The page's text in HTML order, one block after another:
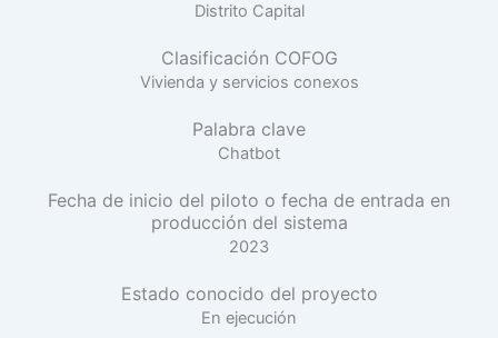
Distrito Capital
Clasificación COFOG
Vivienda y servicios conexos
Palabra clave
Chatbot
Fecha de inicio del piloto o fecha de entrada en
producción del sistema
2023
Estado conocido del proyecto
En ejecución